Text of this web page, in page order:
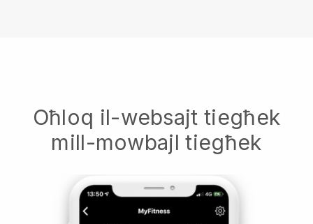
Oħloq il-websajt tiegħek
mill-mowbajl tiegħek